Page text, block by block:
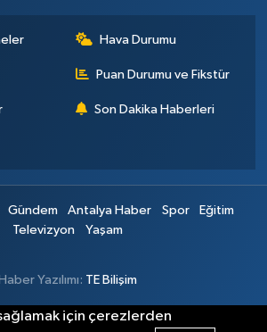
Hava Durumu
Puan Durumu ve Fikstür
Son Dakika Haberleri
Gündem Antalya Haber Spor
Eğitim
Televizyon
Yaşam
Haber Yazılımı: TE Bilişim
için çerezlerden